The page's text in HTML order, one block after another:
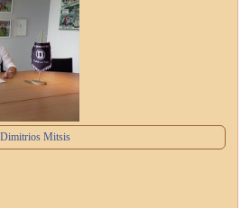
Dimitrios Mitsis